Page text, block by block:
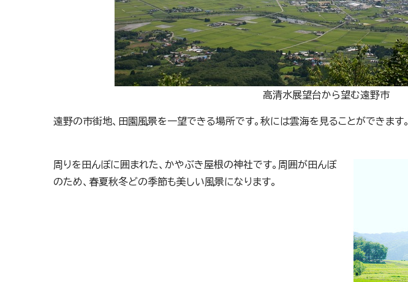
高清水展望台から望む遠野市
遠野の市街地、田園風景を一望できる場所です。秋には雲海を見ることができます。
周りを田んぼに囲まれた、かやぶき屋根の神社です。周囲が田んぼ
のため、春夏秋冬どの季節も美しい風景になります。